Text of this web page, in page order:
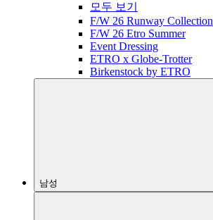
모두 보기
F/W 26 Runway Collection
F/W 26 Etro Summer
Event Dressing
ETRO x Globe-Trotter
Birkenstock by ETRO
남성